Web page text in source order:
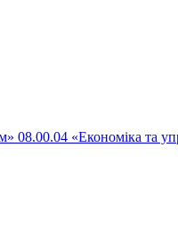
08.00.04 «Економіка та